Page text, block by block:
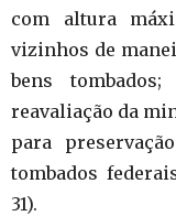
com altura
vizinhos de
bens
reavaliação da
para
tombados
31).